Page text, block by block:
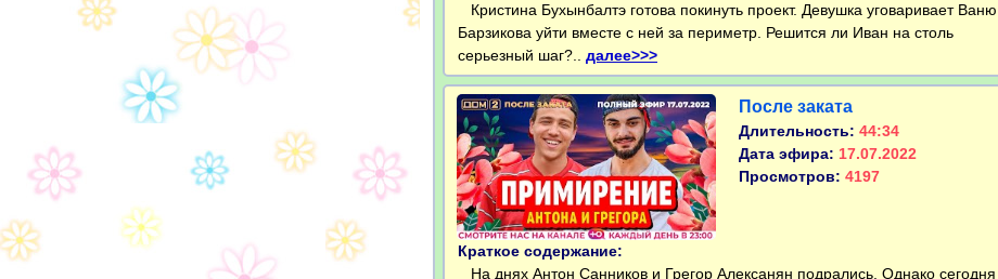
Кристина Бухынбалтэ готова покинуть проект. Девушка уговаривает Ваню
Барзикова уйти вместе с ней за периметр. Решится ли Иван на столь
серьезный шаг?.. далее>>>
После заката
Длительность: 44:34
Дата эфира: 17.07.2022
Просмотров: 4197
Краткое содержание:
На днях Антон Санников и Грегор Алексанян подрались. Однако сегодня